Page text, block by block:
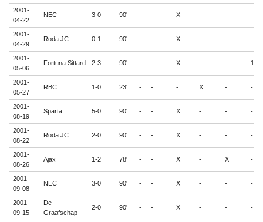
2001-
04-22
NEC 3-0 90' - - X - - -
2001-
04-29
Roda JC 0-1 90' - - X - - -
2001-
05-06
Fortuna Sittard 2-3 90' - - X - - 1
2001-
05-27
RBC 1-0 23' - - - X - -
2001-
08-19
Sparta 5-0 90' - - X - - -
2001-
08-22
Roda JC 2-0 90' - - X - - -
2001-
08-26
Ajax 1-2 78' - - X - X -
2001-
09-08
NEC 3-0 90' - - X - - -
2001-
09-15
De
Graafschap
2-0 90' - - X - - -